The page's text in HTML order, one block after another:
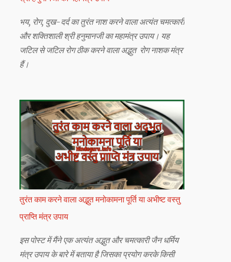
भय, रोग, दुख-दर्द का तुरंत नाश करने वाला अत्यंत चमत्कारी
और शक्तिशाली श्री हनुमानजी का महामंत्र उपाय। यह
जटिल से जटिल रोग ठीक करने वाला अद्भुत रोग नाशक मंत्र
हैं।
तुरंत काम करने वाला अद्भुत मनोकामना पूर्ति या अभीष्ट वस्तु
प्राप्ति मंत्र उपाय
इस पोस्ट में मैंने एक अत्यंत अद्भुत और चमत्कारी जैन धर्मिय
मंत्र उपाय के बारे में बताया है जिसका प्रयोग करके किसी